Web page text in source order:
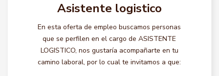
Asistente logistico
En esta oferta de empleo buscamos personas
que se perfilen en el cargo de ASISTENTE
LOGISTICO, nos gustaría acompañarte en tu
camino laboral, por lo cual te invitamos a que: